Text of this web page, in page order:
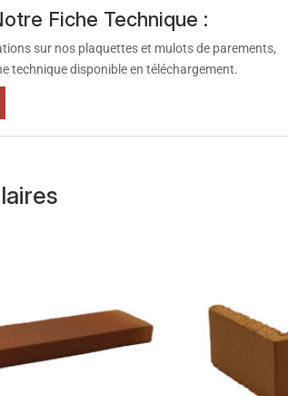
Fiche Technique :
sur nos plaquettes et mulots de parements,
technique disponible en téléchargement.